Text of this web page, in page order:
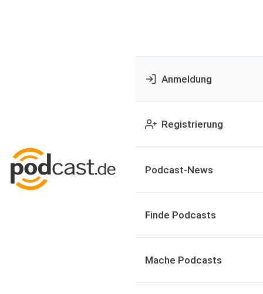
Anmeldung
Registrierung
Podcast-News
Finde Podcasts
Mache Podcasts